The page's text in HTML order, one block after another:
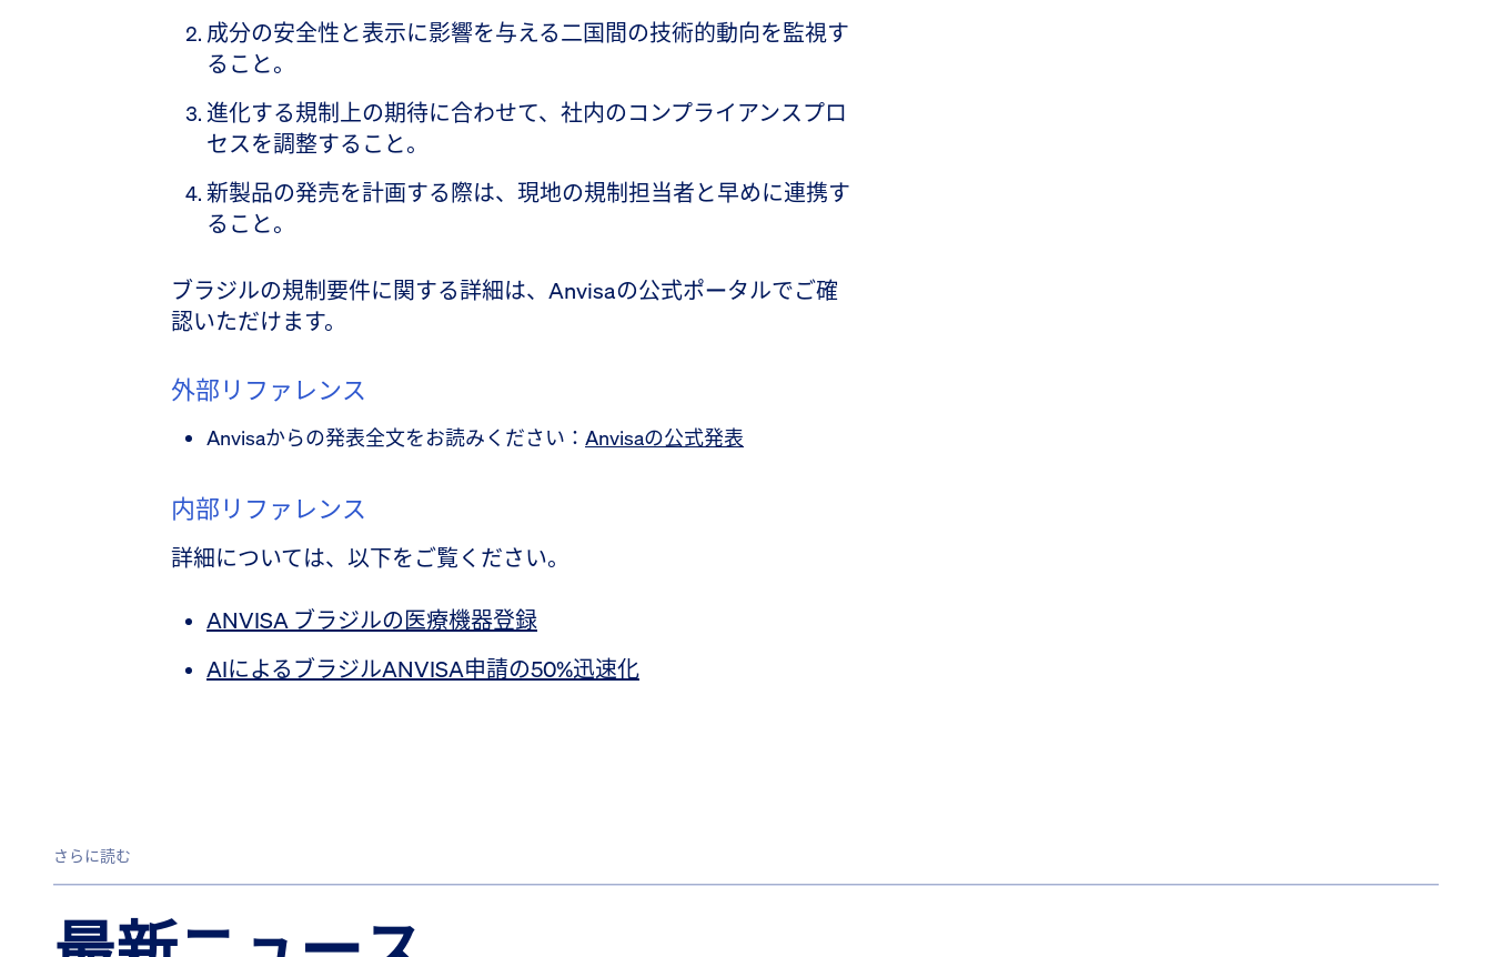
成分の安全性と表示に影響を与える二国間の技術的動向を監視す
ること。
進化する規制上の期待に合わせて、社内のコンプライアンスプロ
セスを調整すること。
新製品の発売を計画する際は、現地の規制担当者と早めに連携す
ること。
ブラジルの規制要件に関する詳細は、Anvisaの公式ポータルでご確
認いただけます。
外部リファレンス
Anvisaからの発表全文をお読みください： Anvisaの公式発表
内部リファレンス
詳細については、以下をご覧ください。
ANVISA ブラジルの医療機器登録
AIによるブラジルANVISA申請の50%迅速化
さらに読む